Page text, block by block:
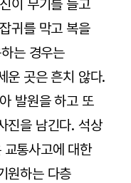
이 무기를 들고
귀를 막고 복을
는 경우는
운 곳은 흔치 않다.
발원을 하고 또
진을 남긴다. 석상
교통사고에 대한
원하는 다층